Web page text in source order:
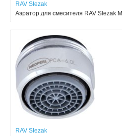
RAV Slezak
Аэратор для смесителя RAV Slezak
RAV Slezak